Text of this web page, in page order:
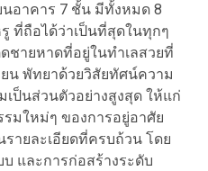
อาคาร 7 ชั้น มีทั้งหมด 8
ที่ถือได้ว่าเป็นที่สุดในทุกๆ
ชายหาดที่อยู่ในทําเลสวยที่
น พัทยาด้วยวิสัยทัศน์ความ
ป็นส่วนตัวอย่างสูงสุด ให้แก่
มใหม่ๆ ของการอยู่อาศัย
ายละเอียดที่ครบถ้วน โดย
และการก่อสร้างระดับ